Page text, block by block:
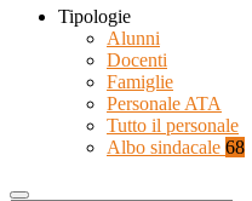
Tipologie
Alunni
Docenti
Famiglie
Personale ATA
Tutto il personale
Albo sindacale 68